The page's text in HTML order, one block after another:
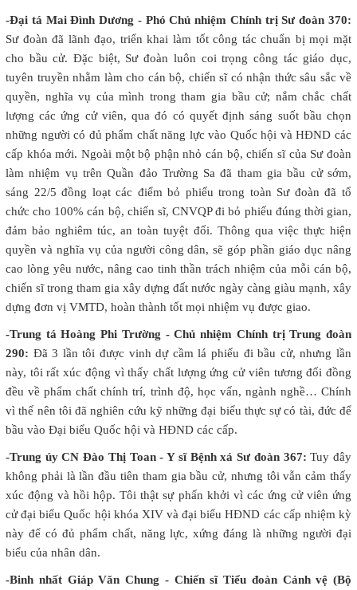
-Đại tá Mai Đình Dương - Phó Chủ nhiệm Chính trị Sư đoàn 370:
Sư đoàn đã lãnh đạo, triển khai làm tốt công tác chuẩn bị mọi mặt
cho bầu cử. Đặc biệt, Sư đoàn luôn coi trọng công tác giáo dục,
tuyên truyền nhằm làm cho cán bộ, chiến sĩ có nhận thức sâu sắc về
quyền, nghĩa vụ của mình trong tham gia bầu cử; nắm chắc chất
lượng các ứng cử viên, qua đó có quyết định sáng suốt bầu chọn
những người có đủ phẩm chất năng lực vào Quốc hội và HĐND các
cấp khóa mới. Ngoài một bộ phận nhỏ cán bộ, chiến sĩ của Sư đoàn
làm nhiệm vụ trên Quần đảo Trường Sa đã tham gia bầu cử sớm,
sáng 22/5 đồng loạt các điểm bỏ phiếu trong toàn Sư đoàn đã tổ
chức cho 100% cán bộ, chiến sĩ, CNVQP đi bỏ phiếu đúng thời gian,
đảm bảo nghiêm túc, an toàn tuyệt đối. Thông qua việc thực hiện
quyền và nghĩa vụ của người công dân, sẽ góp phần giáo dục nâng
cao lòng yêu nước, nâng cao tinh thần trách nhiệm của mỗi cán bộ,
chiến sĩ trong tham gia xây dựng đất nước ngày càng giàu mạnh, xây
dựng đơn vị VMTD, hoàn thành tốt mọi nhiệm vụ được giao.
-Trung tá Hoàng Phi Trường - Chủ nhiệm Chính trị Trung đoàn
290: Đã 3 lần tôi được vinh dự cầm lá phiếu đi bầu cử, nhưng lần
này, tôi rất xúc động vì thấy chất lượng ứng cử viên tương đối đồng
đều về phẩm chất chính trí, trình độ, học vấn, ngành nghề… Chính
vì thế nên tôi đã nghiên cứu kỹ những đại biểu thực sự có tài, đức để
bầu vào Đại biểu Quốc hội và HĐND các cấp.
-Trung úy CN Đào Thị Toan - Y sĩ Bệnh xá Sư đoàn 367: Tuy đây
không phải là lần đầu tiên tham gia bầu cử, nhưng tôi vẫn cảm thấy
xúc động và hồi hộp. Tôi thật sự phấn khởi vì các ứng cử viên ứng
cử đại biểu Quốc hội khóa XIV và đại biểu HĐND các cấp nhiệm kỳ
này để có đủ phẩm chất, năng lực, xứng đáng là những người đại
biểu của nhân dân.
-Binh nhất Giáp Văn Chung - Chiến sĩ Tiểu đoàn Cảnh vệ (Bộ